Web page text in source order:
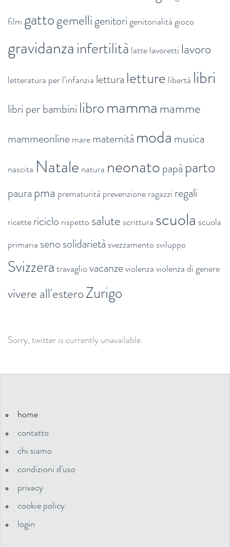
film gattogemelligenitorigenitorialitàgioco
gravidanzainfertilità lattelavoretti lavoro
letteratura per l'infanzia lettura letture libertà libri
libri per bambini libromamma mamme
mammeonlinemarematernità moda musica
nascita Natale natura neonatopapà parto
paura pma prematurità prevenzioneragazzi regali
ricettericiclo rispetto salute scrittura scuola scuola
primaria senosolidarietà svezzamento sviluppo
Svizzeratravagliovacanzeviolenzaviolenza di genere
vivere all'esteroZurigo
Sorry, twitter is currently unavailable.
home
contatto
chi siamo
condizioni d'uso
privacy
cookie policy
login